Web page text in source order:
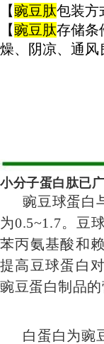
【豌豆肽包装方
【豌豆肽存储条
燥、阴凉、通风
小分子蛋白肽已
豌豆球蛋白
为0.5~1.7。豆
苯丙氨基酸和
提高豆球蛋白
豌豆蛋白制品的
白蛋白为豌